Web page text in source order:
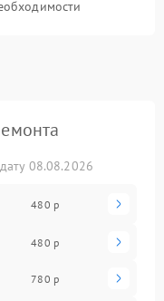
08.08.2026
480 р
480 р
780 р